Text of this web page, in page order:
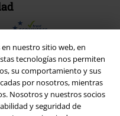
nuestro sitio web, en
tecnologías nos permiten
su comportamiento y sus
por nosotros, mientras
Nosotros y nuestros socios
y seguridad de